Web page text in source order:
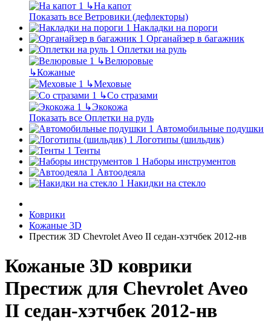
↳На капот
Показать все Ветровики (дефлекторы)
Накладки на пороги
Органайзер в багажник
Оплетки на руль
↳Велюровые
↳Кожаные
↳Меховые
↳Со стразами
↳Экокожа
Показать все Оплетки на руль
Автомобильные подушки
Логотипы (шильдик)
Тенты
Наборы инструментов
Автоодеяла
Накидки на стекло
Коврики
Кожаные 3D
Престиж 3D Chevrolet Aveo II седан-хэтчбек 2012-нв
Кожаные 3D коврики
Престиж для Chevrolet Aveo
II седан-хэтчбек 2012-нв